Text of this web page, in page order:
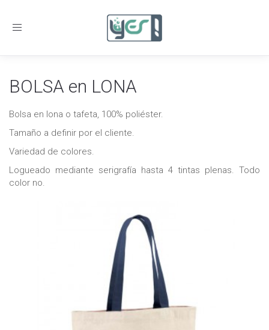
Toggle
BOLSA en LONA
Bolsa en lona o tafeta, 100% poliéster.
Tamaño a definir por el cliente.
Variedad de colores.
Logueado mediante serigrafía hasta 4 tintas plenas. Todo
color no.